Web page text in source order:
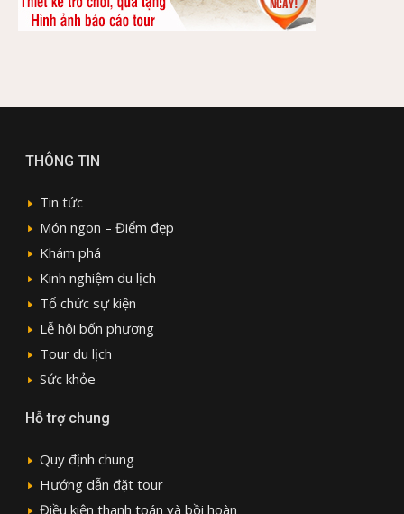
THÔNG TIN
Tin tức
Món ngon – Điểm đẹp
Khám phá
Kinh nghiệm du lịch
Tổ chức sự kiện
Lễ hội bốn phương
Tour du lịch
Sức khỏe
Hỗ trợ chung
Quy định chung
Hướng dẫn đặt tour
Điều kiện thanh toán và bồi hoàn